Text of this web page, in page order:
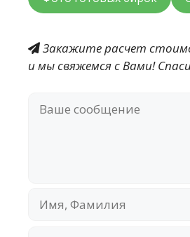
Закажите расчет
и мы свяжемся с Вами!